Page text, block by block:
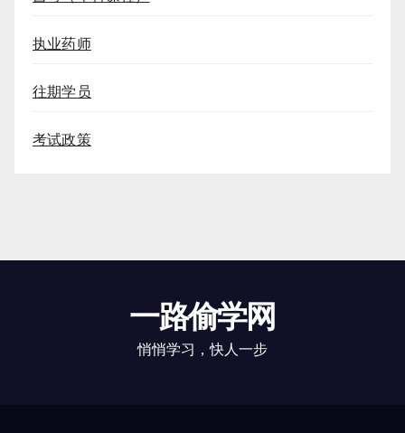
执业药师
往期学员
考试政策
一路偷学网
悄悄学习，快人一步